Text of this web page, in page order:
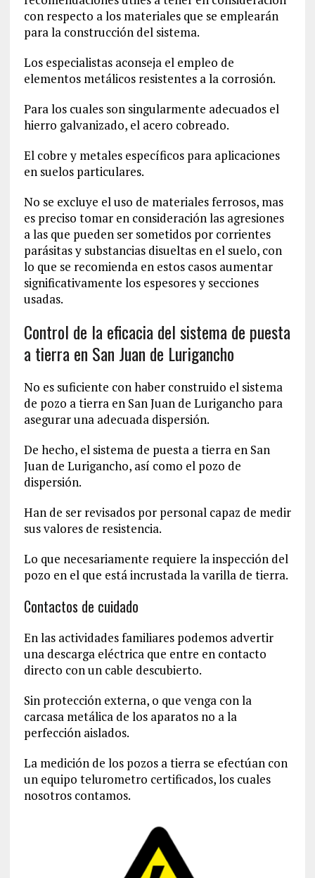
con respecto a los materiales que se emplearán
para la construcción del sistema.
Los especialistas aconseja el empleo de
elementos metálicos resistentes a la corrosión.
Para los cuales son singularmente adecuados el
hierro galvanizado, el acero cobreado.
El cobre y metales específicos para aplicaciones
en suelos particulares.
No se excluye el uso de materiales ferrosos, mas
es preciso tomar en consideración las agresiones
a las que pueden ser sometidos por corrientes
parásitas y substancias disueltas en el suelo, con
lo que se recomienda en estos casos aumentar
significativamente los espesores y secciones
usadas.
Control de la eficacia del sistema de puesta
a tierra en San Juan de Lurigancho
No es suficiente con haber construido el sistema
de pozo a tierra en San Juan de Lurigancho para
asegurar una adecuada dispersión.
De hecho, el sistema de puesta a tierra en San
Juan de Lurigancho, así como el pozo de
dispersión.
Han de ser revisados por personal capaz de medir
sus valores de resistencia.
Lo que necesariamente requiere la inspección del
pozo en el que está incrustada la varilla de tierra.
Contactos de cuidado
En las actividades familiares podemos advertir
una descarga eléctrica que entre en contacto
directo con un cable descubierto.
Sin protección externa, o que venga con la
carcasa metálica de los aparatos no a la
perfección aislados.
La medición de los pozos a tierra se efectúan con
un equipo telurometro certificados, los cuales
nosotros contamos.